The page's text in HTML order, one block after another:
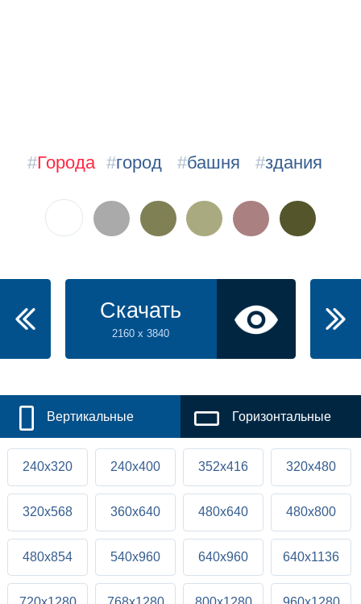
#Города #город #башня #здания
Скачать
2160 x 3840
Вертикальные Горизонтальные
240x320 240x400 352x416 320x480
320x568 360x640 480x640 480x800
480x854 540x960 640x960 640x1136